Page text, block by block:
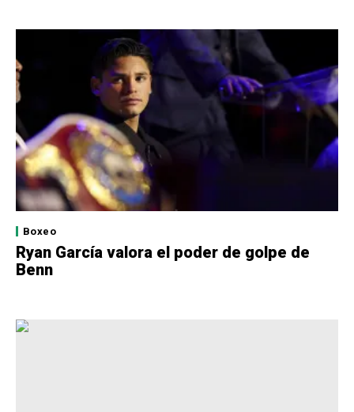
Boxeo
Ryan García valora el poder de golpe de
Benn